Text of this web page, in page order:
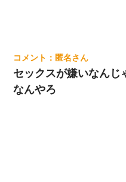
匿名
セックスが嫌いなんじ
なんやろ